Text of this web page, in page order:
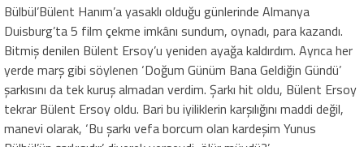
Bülbül’Bülent Hanım’a yasaklı olduğu günlerinde Almanya
Duisburg’ta 5 film çekme imkânı sundum, oynadı, para kazandı.
Bitmiş denilen Bülent Ersoy’u yeniden ayağa kaldırdım. Ayrıca her
yerde marş gibi söylenen ‘Doğum Günüm Bana Geldiğin Gündü’
şarkısını da tek kuruş almadan verdim. Şarkı hit oldu, Bülent Ersoy
tekrar Bülent Ersoy oldu. Bari bu iyiliklerin karşılığını maddi değil,
manevi olarak, ‘Bu şarkı vefa borcum olan kardeşim Yunus